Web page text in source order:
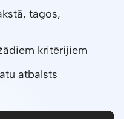
tagos,
kritērijiem
atbalsts